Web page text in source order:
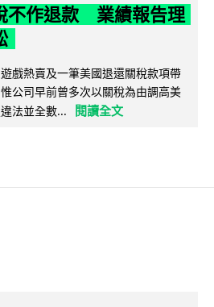
不作退款 業績報告理
戲熱賣及一筆美國退還關稅款項帶
公司早前曾多次以關稅為由調高美
法並全數...
閱讀全文